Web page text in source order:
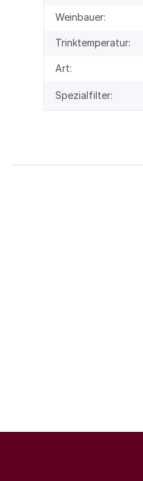
Weinbauer:
Trinktemperatur:
Art:
Spezialfilter: